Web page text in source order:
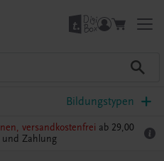
Bildungstypen
versandkostenfrei ab 29,00
und Zahlung